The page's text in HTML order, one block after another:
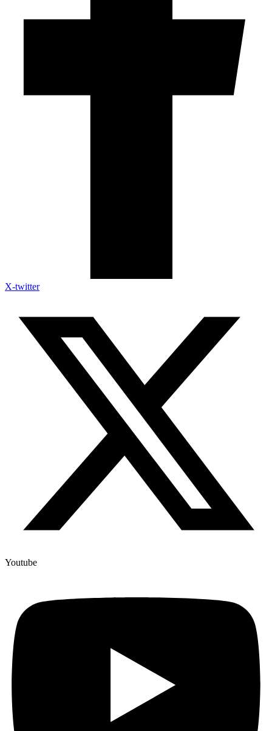
X-twitter
Youtube